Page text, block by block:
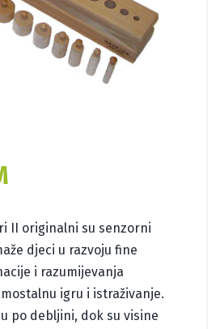
II originalni su senzorni
djeci u razvoju fine
i razumijevanja
igru i istraživanje.
po debljini, dok su visine